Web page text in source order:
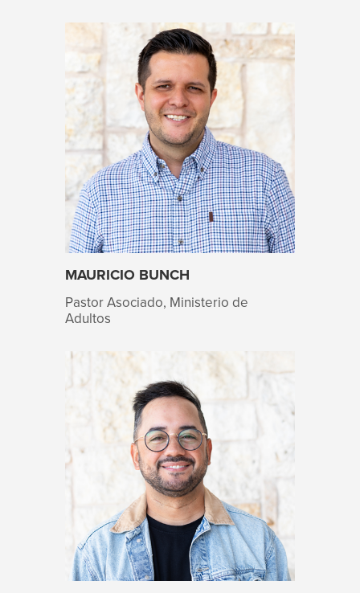
MAURICIO BUNCH
Pastor Asociado, Ministerio de
Adultos